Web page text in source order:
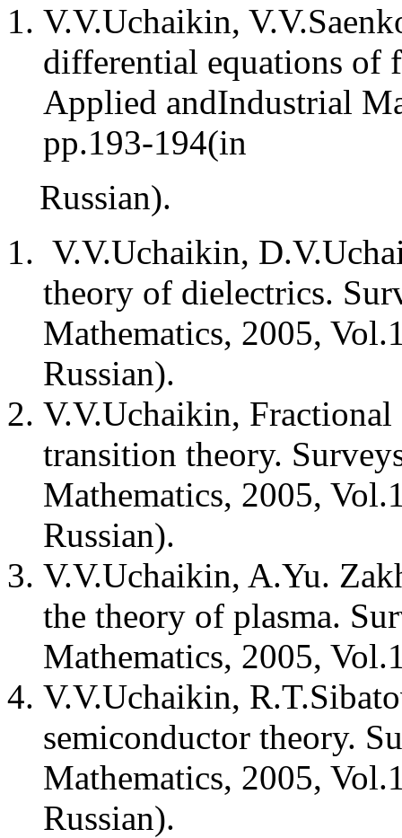
V.V.Uchaikin,
differential equations of
Applied andIndustrial
pp.193-194(in
Russian).
V.V.Uchaikin,
theory of dielectrics.
Mathematics, 2005,
Russian).
V.V.Uchaikin, Fractional
transition theory.
Mathematics, 2005,
Russian).
V.V.Uchaikin, A.Yu.
the theory of plasma.
Mathematics, 2005,
V.V.Uchaikin,
semiconductor theory.
Mathematics, 2005,
Russian).